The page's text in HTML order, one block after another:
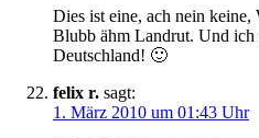
Dies ist eine, ach nein
Blubb ähm Landrut. Und ich
Deutschland! 🙂
felix r. sagt:
1. März 2010 um 01:43 Uhr